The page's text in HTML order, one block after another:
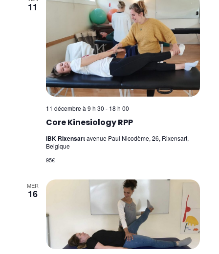
11
Core Kinesiology RPP
11 décembre à 9 h 30 - 18 h 00
IBK Rixensartavenue Paul Nicodème, 26, Rixensart,
Belgique
95€
MER
16